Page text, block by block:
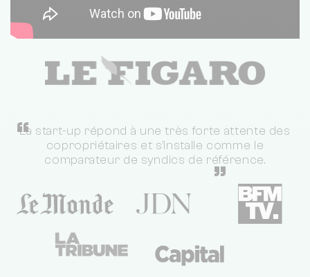
“
La start-up répond à une très forte attente des
copropriétaires et s'installe comme le
comparateur de syndics de référence.
”